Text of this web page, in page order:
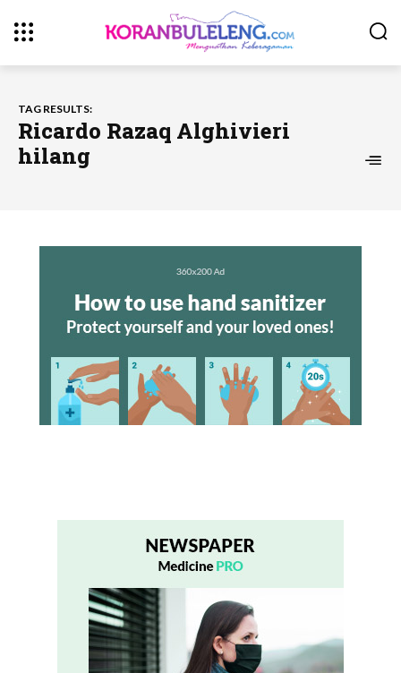
TAG RESULTS:
Ricardo Razaq Alghivieri
hilang